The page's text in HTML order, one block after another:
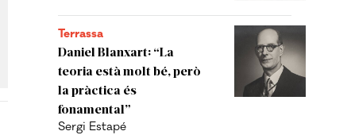
Terrassa
Daniel Blanxart: “La
teoria està molt bé, però
la pràctica és
fonamental”
Sergi Estapé